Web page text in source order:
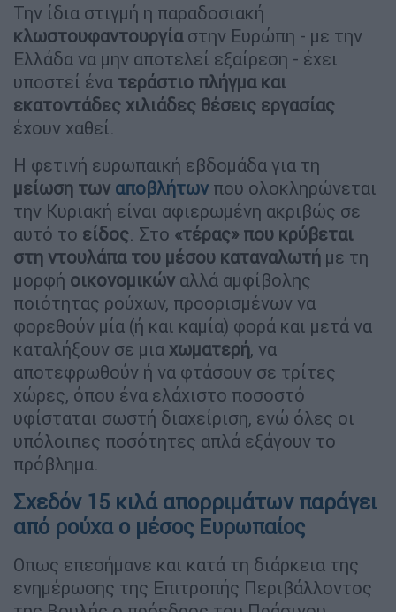
Την ίδια στιγμή η παραδοσιακή
κλωστουφαντουργίαστην Ευρώπη - με την
Ελλάδα να μην αποτελεί εξαίρεση - έχει
υποστεί ένα τεράστιο πλήγμα και
εκατοντάδες χιλιάδες θέσεις εργασίας
έχουν χαθεί.
Η φετινή ευρωπαική εβδομάδα για τη
μείωση των αποβλήτων που ολοκληρώνεται
την Κυριακή είναι αφιερωμένη ακριβώς σε
αυτό το είδος. Στο «τέρας» που κρύβεται
στη ντουλάπα του μέσου καταναλωτή με τη
μορφή οικονομικών αλλά αμφίβολης
ποιότητας ρούχων, προορισμένων να
φορεθούν μία (ή και καμία) φορά και μετά να
καταλήξουν σε μια χωματερή, να
αποτεφρωθούν ή να φτάσουν σε τρίτες
χώρες, όπου ένα ελάχιστο ποσοστό
υφίσταται σωστή διαχείριση, ενώ όλες οι
υπόλοιπες ποσότητες απλά εξάγουν το
πρόβλημα.
Σχεδόν 15 κιλά απορριμάτων παράγει
από ρούχα ο μέσος Ευρωπαίος
Οπως επεσήμανε και κατά τη διάρκεια της
ενημέρωσης της Επιτροπής Περιβάλλοντος